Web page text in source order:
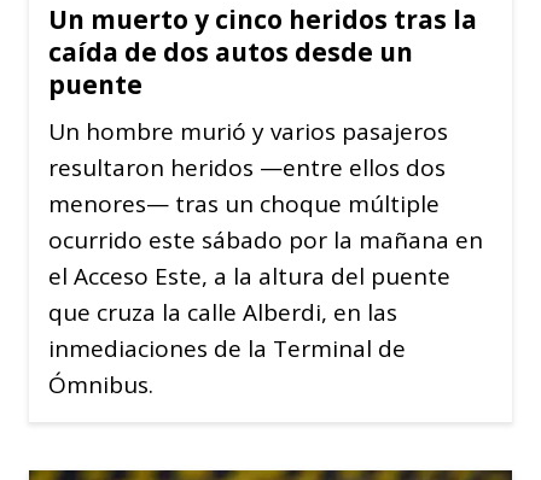
Un muerto y cinco heridos tras la
caída de dos autos desde un
puente
Un hombre murió y varios pasajeros
resultaron heridos —entre ellos dos
menores— tras un choque múltiple
ocurrido este sábado por la mañana en
el Acceso Este, a la altura del puente
que cruza la calle Alberdi, en las
inmediaciones de la Terminal de
Ómnibus.